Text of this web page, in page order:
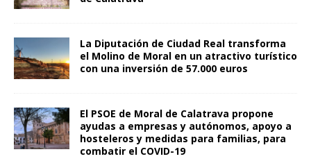
La Diputación de Ciudad Real transforma
el Molino de Moral en un atractivo turístico
con una inversión de 57.000 euros
El PSOE de Moral de Calatrava propone
ayudas a empresas y autónomos, apoyo a
hosteleros y medidas para familias, para
combatir el COVID-19